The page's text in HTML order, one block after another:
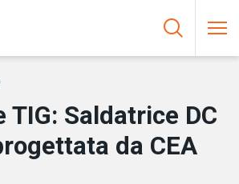
TIG: Saldatrice DC
da CEA